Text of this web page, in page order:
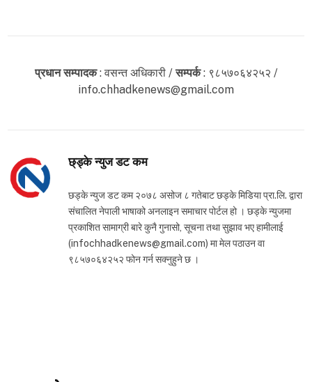
प्रधान सम्पादक: वसन्त अधिकारी /सम्पर्क: ९८५७०६४२५२ /
info.chhadkenews@gmail.com
छ्ड्के न्युज डट कम
छड्के न्युज डट कम २०७८ असोज ८ गतेबाट छड्के मिडिया प्रा.लि. द्वारा
संचालित नेपाली भाषाको अनलाइन समाचार पोर्टल हो । छड्के न्युजमा
प्रकाशित सामाग्री बारे कुनै गुनासो, सूचना तथा सुझाव भए हामीलाई
(infochhadkenews@gmail.com) मा मेल पठाउन वा
९८५७०६४२५२ फोन गर्न सक्नुहुने छ ।